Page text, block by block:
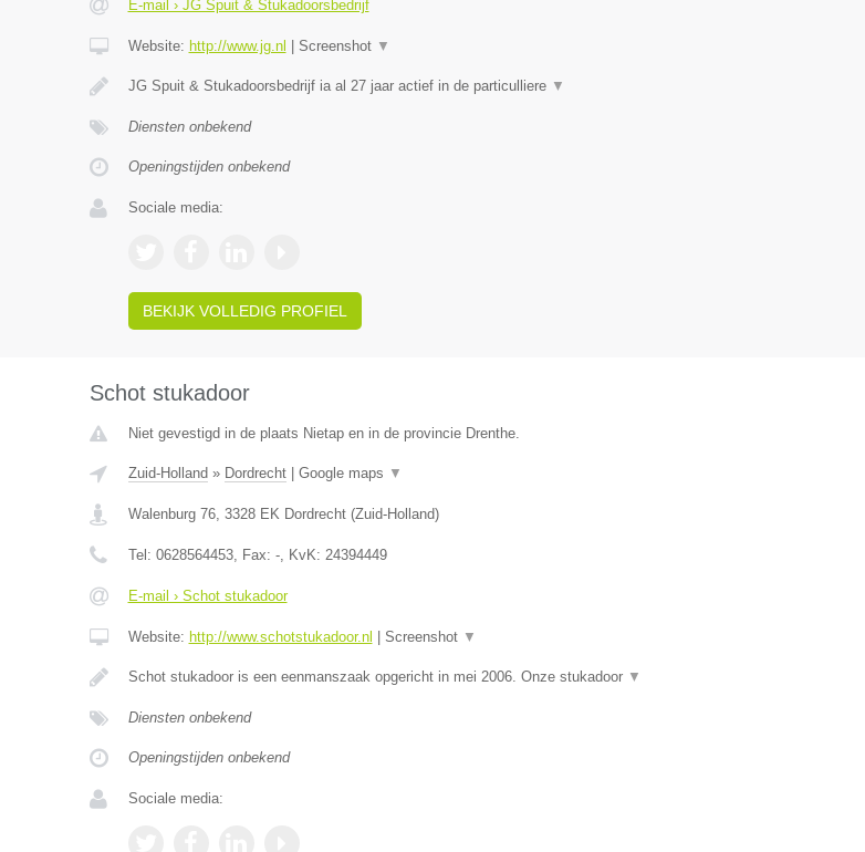
E-mail › JG Spuit & Stukadoorsbedrijf
Website: http://www.jg.nl Screenshot ▼
JG Spuit & Stukadoorsbedrijf ia al 27 jaar actief in de particulliere ▼
Diensten onbekend
Openingstijden onbekend
Sociale media:
BEKIJK VOLLEDIG PROFIEL
Schot stukadoor
Niet gevestigd in de plaats Nietap en in de provincie Drenthe.
Zuid-Holland » Dordrecht| Google maps ▼
Walenburg 76, 3328 EK Dordrecht(Zuid-Holland)
Tel: 0628564453, Fax: -, KvK: 24394449
E-mail › Schot stukadoor
Website: http://www.schotstukadoor.nl Screenshot ▼
Schot stukadoor is een eenmanszaak opgericht in mei 2006. Onze stukadoor ▼
Diensten onbekend
Openingstijden onbekend
Sociale media: